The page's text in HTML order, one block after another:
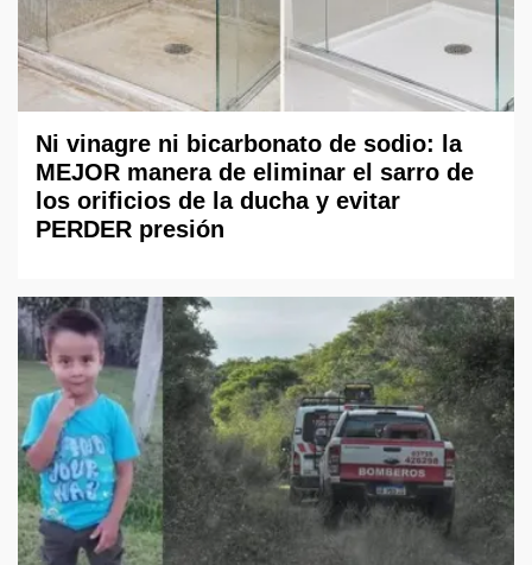
Ni vinagre ni bicarbonato de sodio: la
MEJOR manera de eliminar el sarro de
los orificios de la ducha y evitar
PERDER presión